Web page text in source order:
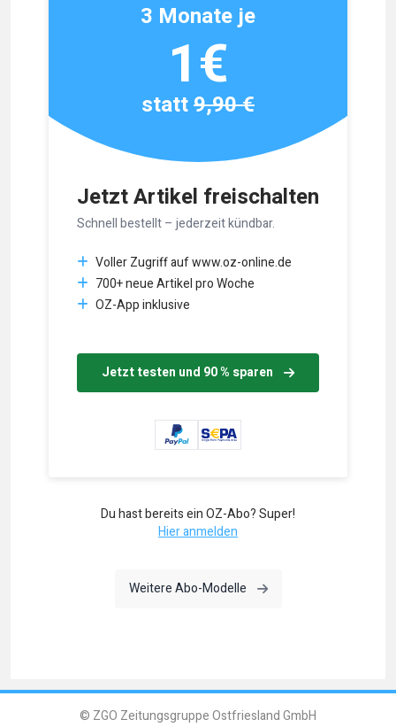
Jetzt Artikel freischalten
Schnell bestellt – jederzeit kündbar.
Voller Zugriff auf www.oz-online.de
700+ neue Artikel pro Woche
OZ-App inklusive
Jetzt testen und 90 % sparen
3 Monate je
1€
statt9,90 €
Du hast bereits ein OZ-Abo? Super!
Hier anmelden
Weitere Abo-Modelle
© ZGO Zeitungsgruppe Ostfriesland GmbH